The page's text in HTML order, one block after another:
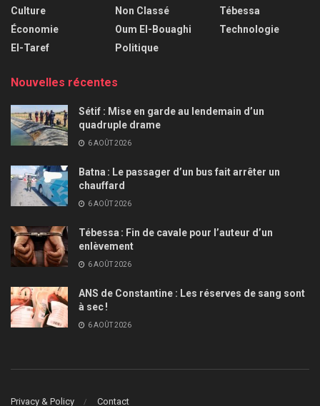
Culture
Économie
El-Taref
Non Classé
Oum El-Bouaghi
Politique
Tébessa
Technologie
Nouvelles récentes
Sétif : Mise en garde au lendemain d’un
quadruple drame
6 AOÛT 2026
Batna : Le passager d’un bus fait arrêter un
chauffard
6 AOÛT 2026
Tébessa : Fin de cavale pour l’auteur d’un
enlèvement
6 AOÛT 2026
ANS de Constantine : Les réserves de sang sont
à sec !
6 AOÛT 2026
Privacy & Policy Contact